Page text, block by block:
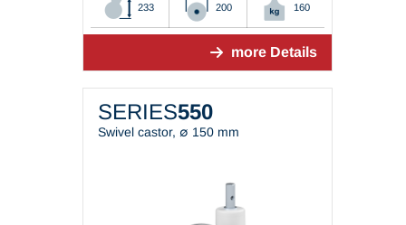
233 200 160
more Details
SERIES550
Swivel castor, ∅ 150 mm